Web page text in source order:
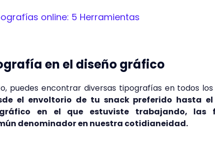
online: 5 Herramientas
en el diseño gráfico
puedes encontrar diversas tipografías en todos
el envoltorio de tu snack preferido hasta
en el que estuviste trabajando, las
denominador en nuestra cotidianeidad.